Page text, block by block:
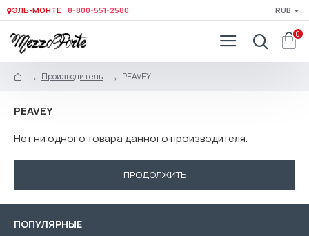
ЭЛЬ-МОНТЕ 8-800-551-2580 RUB
0
Производитель PEAVEY
PEAVEY
Нет ни одного товара данного производителя.
ПРОДОЛЖИТЬ
ПОПУЛЯРНЫЕ